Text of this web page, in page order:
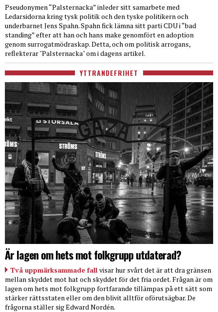
Pseudonymen “Palsternacka” inleder sitt samarbete med
Ledarsidorna kring tysk politik och den tyske politikern och
underbarnet Jens Spahn. Spahn fick lämna sitt parti CDU i “bad
standing” efter att han och hans make genomfört en adoption
genom surrogatmödraskap. Detta, och om politisk arrogans,
reflekterar "Palsternacka" om i dagens artikel.
YTTRANDEFRIHET
Är lagen om hets mot folkgrupp utdaterad?
Två uppmärksammade fall visar hur svårt det är att dra gränsen
mellan skyddet mot hat och skyddet för det fria ordet. Frågan är om
lagen om hets mot folkgrupp fortfarande tillämpas på ett sätt som
stärker rättsstaten eller om den blivit alltför oförutsägbar. De
frågorna ställer sig Edward Nordén.